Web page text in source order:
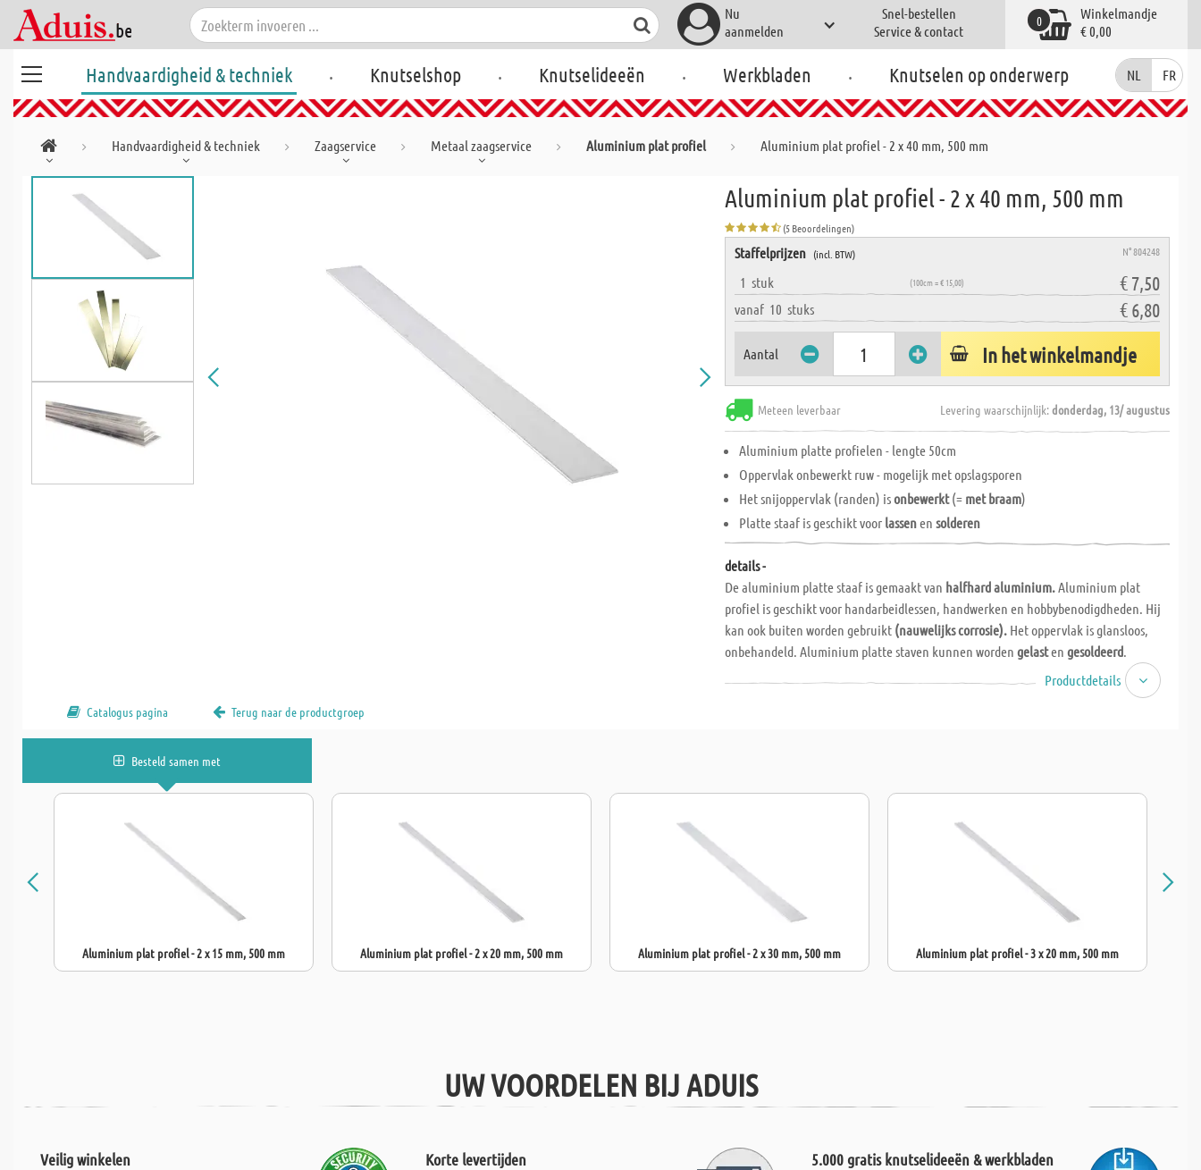
Nu
aanmelden
Snel-bestellen
Service & contact
Winkelmandje
€ 0,00
0
Handvaardigheid & techniek . Knutselshop . Knutselideeën . Werkbladen . Knutselen op onderwerp NL FR
Handvaardigheid & techniek Zaagservice Metaal zaagservice Aluminium plat profiel Aluminium plat profiel - 2 x 40 mm, 500 mm
Aluminium plat profiel - 2 x 40 mm, 500 mm
(5 Beoordelingen)
Staffelprijzen (incl. BTW) N° 804248
1stuk (100cm = € 15,00) € 7,50
vanaf 10stuks € 6,80
Aantal In het winkelmandje
Meteen leverbaar Levering waarschijnlijk:donderdag, 13/ augustus
Aluminium platte profielen - lengte 50cm
Oppervlak onbewerkt ruw - mogelijk met opslagsporen
Het snijoppervlak (randen) isonbewerkt(= met braam)
Platte staaf is geschikt voor lassenensolderen
details -
De aluminium platte staaf is gemaakt van halfhard aluminium.Aluminium plat
profiel is geschikt voor handarbeidlessen, handwerken en hobbybenodigdheden. Hij
kan ook buiten worden gebruikt (nauwelijks corrosie). Het oppervlak is glansloos,
onbehandeld. Aluminium platte staven kunnen wordengelastengesoldeerd.
Productdetails
Catalogus pagina Terug naar de productgroep
Besteld samen met
Aluminium plat profiel - 2 x 15 mm, 500 mm Aluminium plat profiel - 2 x 20 mm, 500 mm Aluminium plat profiel - 2 x 30 mm, 500 mm Aluminium plat profiel - 3 x 20 mm, 500 mm
UW VOORDELEN BIJ ADUIS
Veilig winkelen Korte levertijden 5.000 gratis knutselideeën & werkbladen